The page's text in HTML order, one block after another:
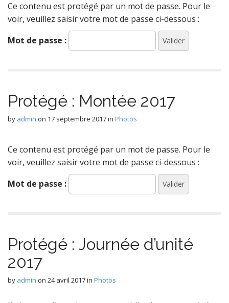
Ce contenu est protégé par un mot de passe. Pour le
voir, veuillez saisir votre mot de passe ci-dessous :
Mot de passe :
Protégé : Montée 2017
by admin on 17 septembre 2017in Photos
Ce contenu est protégé par un mot de passe. Pour le
voir, veuillez saisir votre mot de passe ci-dessous :
Mot de passe :
Protégé : Journée d’unité
2017
by admin on 24 avril 2017in Photos